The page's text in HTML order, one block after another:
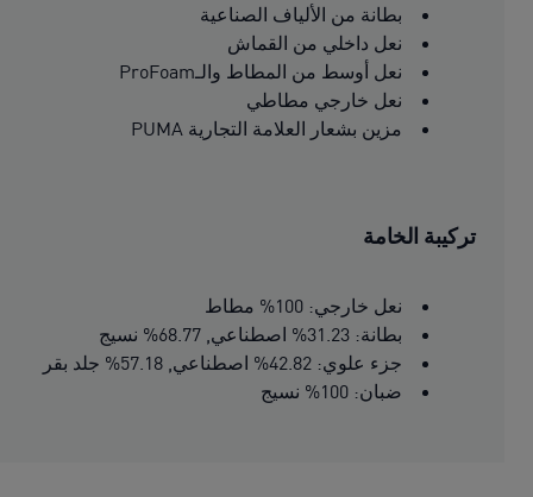
بطانة من الألياف الصناعية
نعل داخلي من القماش
نعل أوسط من المطاط والـProFoam
نعل خارجي مطاطي
مزين بشعار العلامة التجارية PUMA
تركيبة الخامة
نعل خارجي: 100% مطاط
بطانة: 31.23% اصطناعي, 68.77% نسيج
جزء علوي: 42.82% اصطناعي, 57.18% جلد بقر
ضبان: 100% نسيج